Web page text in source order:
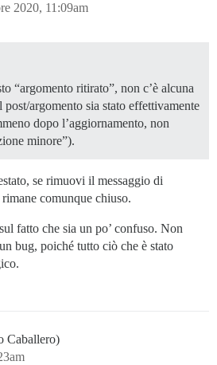
2020, 11:09am
“argomento ritirato”, non c’è alcuna
argomento sia stato effettivamente
dopo l’aggiornamento, non
minore”).
se rimuovi il messaggio di
comunque chiuso.
fatto che sia un po’ confuso. Non
bug, poiché tutto ciò che è stato
Caballero)